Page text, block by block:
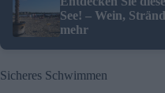
See! – Wein,
mehr
Sicheres Schwimmen